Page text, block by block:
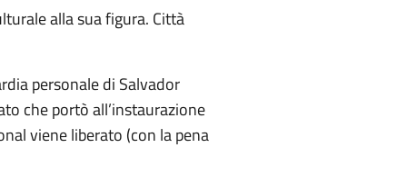
alla sua figura. Città
personale di Salvador
che portò all’instaurazione
viene liberato (con la pena